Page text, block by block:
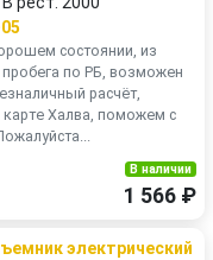
состоянии, из
по РБ, возможен
расчёт,
карте Халва, поможем с
В наличии
1 566 ₽
электрический